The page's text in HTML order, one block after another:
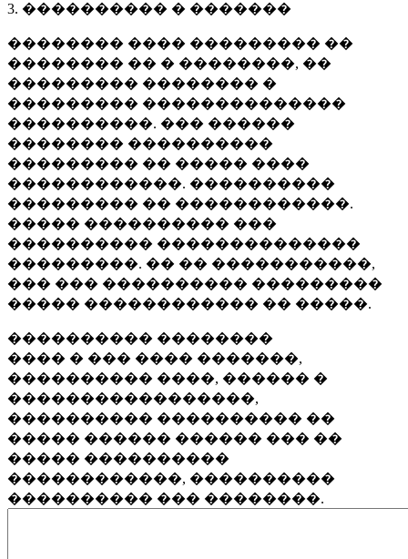
3. ���������� � �������
�������� ���� ��������� ��
�������� �� � ��������, ��
��������� �������� �
��������� ��������������
����������. ��� ������
�������� ����������
��������� �� ����� ����
������������. ����������
��������� �� ������������.
����� ���������� ���
���������� ��������������
���������. �� �� �����������,
��� ��� ���������� ���������
����� ������������ �� �����.
���������� ��������
���� � ��� ���� �������,
���������� ����, ������ �
�����������������,
���������� ���������� ��
����� ������ ������ ��� ��
����� ����������
������������, ����������
���������� ��� ��������.